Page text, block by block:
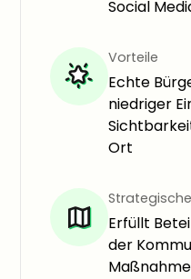
Social
Vorteile
Echte
niedriger
Ort
Erfüllt
der